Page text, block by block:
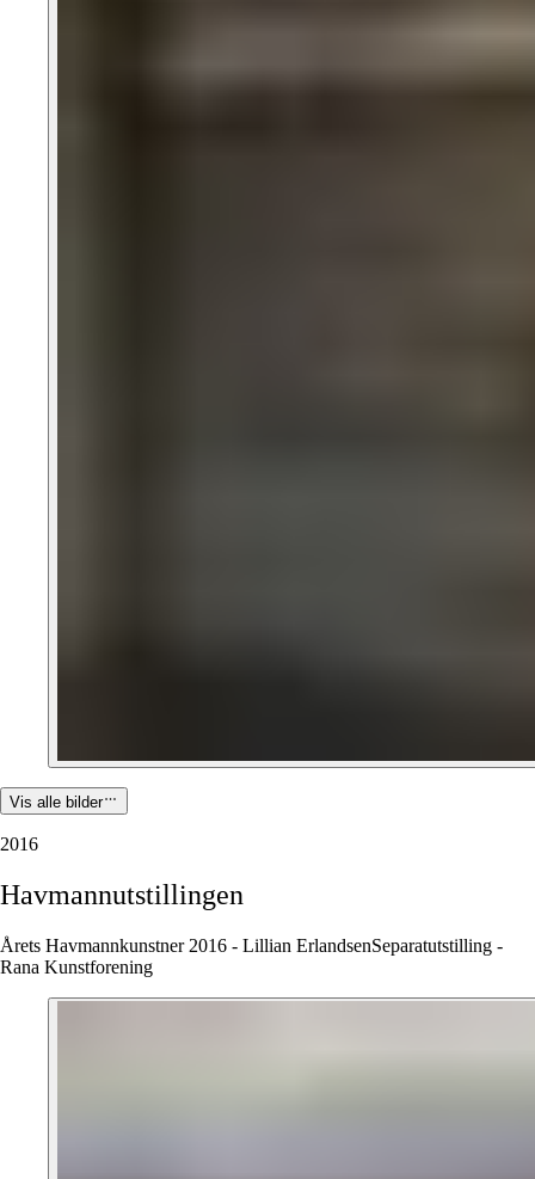
Vis alle bilder
2016
Havmannutstillingen
Årets Havmannkunstner 2016 - Lillian ErlandsenSeparatutstilling -
Rana Kunstforening